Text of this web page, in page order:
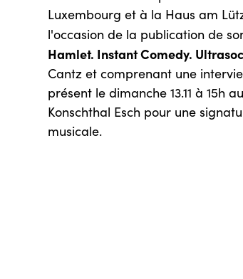
Luxembourg et à la Haus am
l'occasion de la publication de
Hamlet. Instant Comedy.
Cantz et comprenant une
présent le dimanche 13.11 à 15h
Konschthal Esch pour une
musicale.